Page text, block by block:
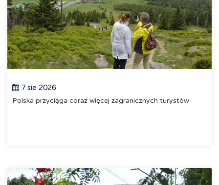
7 sie 2026
Polska przyciąga coraz więcej zagranicznych turystów